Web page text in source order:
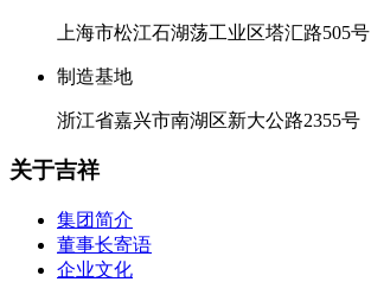
上海市松江石湖荡工业区塔汇路505号
制造基地
浙江省嘉兴市南湖区新大公路2355号
关于吉祥
集团简介
董事长寄语
企业文化